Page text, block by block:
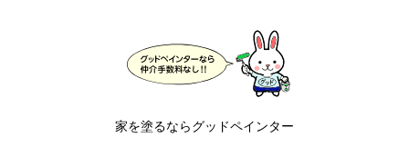
家を塗るならグッドペインター